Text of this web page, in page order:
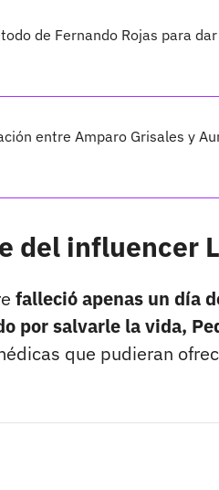
de Fernando Rojas para
entre Amparo Grisales y
del influencer
falleció apenas un día
por salvarle la vida,
que pudieran